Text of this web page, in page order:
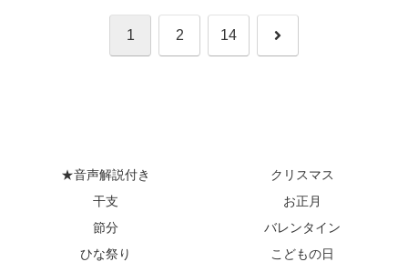
1 2 14 次
★音声解説付き
クリスマス
干支
お正月
節分
バレンタイン
ひな祭り
こどもの日